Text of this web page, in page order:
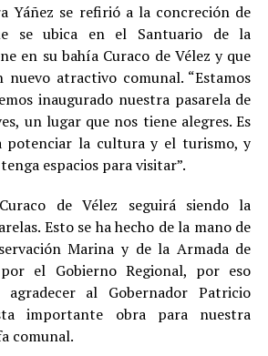
Yáñez se refirió a la concreción de
se ubica en el Santuario de la
en su bahía Curaco de Vélez y que
atractivo comunal. “Estamos
inaugurado nuestra pasarela de
un lugar que nos tiene alegres. Es
potenciar la cultura y el turismo, y
espacios para visitar”.
de Vélez seguirá siendo la
Esto se ha hecho de la mano de
Marina y de la Armada de
el Gobierno Regional, por eso
agradecer al Gobernador Patricio
importante obra para nuestra
comunal.